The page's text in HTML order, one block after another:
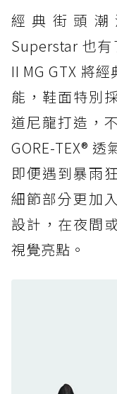
防水鞋推薦
載 GORE-
防水鞋推薦
人必備山系鞋
頂
防水鞋推薦
復刻厚底，
防水鞋推薦
黃靴同級頂
防水鞋推
黃靴同級頂級
經典街頭潮
Superstar 也
II MG GTX 將
能，鞋面特別
道尼龍打造，
GORE-TEX® 透
即便遇到暴雨
細節部分更加
設計，在夜間
視覺亮點。